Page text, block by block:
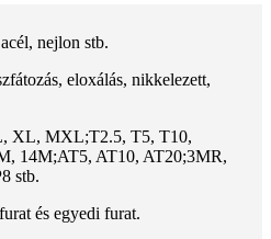
nejlon stb.
eloxálás, nikkelezett,
XL, MXL;T2.5, T5, T10,
14M;AT5, AT10, AT20;3MR,
stb.
és egyedi furat.